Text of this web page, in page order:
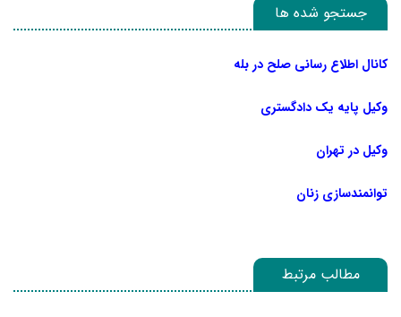
جستجو شده ها
کانال اطلاع رسانی صلح در بله
وکیل پایه یک دادگستری
وکیل در تهران
توانمندسازی زنان
مطالب مرتبط